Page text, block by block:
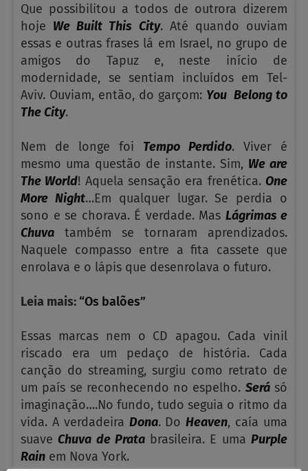
Que possibilitou a todos de outrora dizerem
hoje We Built This City. Até quando ouviam
essas e outras frases lá em Israel, no grupo de
amigos do Tapuz e, neste início de
modernidade, se sentiam incluídos em Tel-
Aviv. Ouviam, então, do garçom: You Belong to
The City.
Nem de longe foi Tempo Perdido. Viver é
mesmo uma questão de instante. Sim, We are
The World! Aquela sensação era frenética.One
More Night…Em qualquer lugar. Se perdia o
sono e se chorava. É verdade. Mas Lágrimas e
Chuva também se tornaram aprendizados.
Naquele compasso entre a fita cassete que
enrolava e o lápis que desenrolava o futuro.
Leia mais:“Os balões”
Essas marcas nem o CD apagou. Cada vinil
riscado era um pedaço de história. Cada
canção do streaming, surgiu como retrato de
um país se reconhecendo no espelho. Serásó
imaginação….No fundo, tudo seguia o ritmo da
vida. A verdadeira Dona. DoHeaven, caía uma
suaveChuva de Pratabrasileira. E umaPurple
Rain em Nova York.